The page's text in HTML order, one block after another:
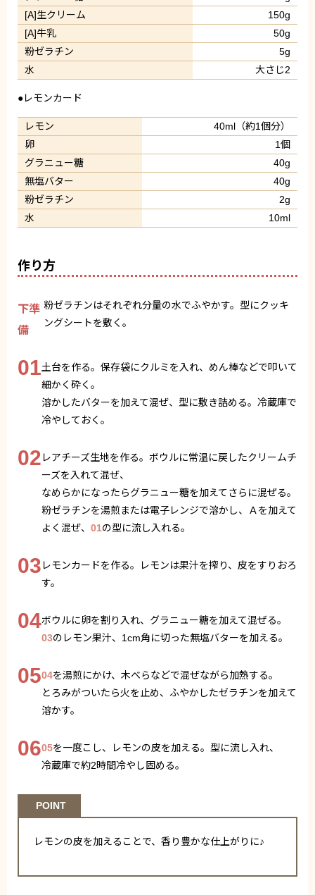
[A]生クリーム
150g
[A]牛乳
50g
粉ゼラチン
5g
水
大さじ2
●レモンカード
レモン
40ml（約1個分）
卵
1個
グラニュー糖
40g
無塩バター
40g
粉ゼラチン
2g
水
10ml
作り方
下準
備
粉ゼラチンはそれぞれ分量の水でふやかす。型にクッキ
ングシートを敷く。
01土台を作る。保存袋にクルミを入れ、めん棒などで叩いて
細かく砕く。
溶かしたバターを加えて混ぜ、型に敷き詰める。冷蔵庫で
冷やしておく。
02 レアチーズ生地を作る。ボウルに常温に戻したクリームチ
ーズを入れて混ぜ、
なめらかになったらグラニュー糖を加えてさらに混ぜる。
粉ゼラチンを湯煎または電子レンジで溶かし、Ａを加えて
よく混ぜ、 01の型に流し入れる。
03 レモンカードを作る。レモンは果汁を搾り、皮をすりおろ
す。
04ボウルに卵を割り入れ、グラニュー糖を加えて混ぜる。
03のレモン果汁、1cm角に切った無塩バターを加える。
0504を湯煎にかけ、木べらなどで混ぜながら加熱する。
とろみがついたら火を止め、ふやかしたゼラチンを加えて
溶かす。
0605を一度こし、レモンの皮を加える。型に流し入れ、
冷蔵庫で約2時間冷やし固める。
POINT
レモンの皮を加えることで、香り豊かな仕上がりに♪